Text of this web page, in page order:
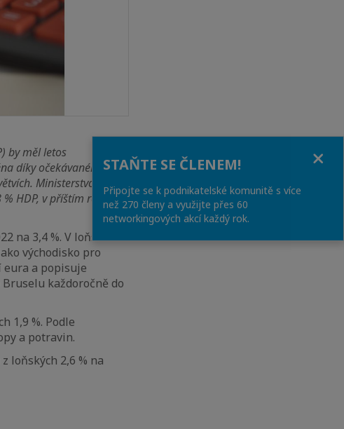
by měl letos
díky očekávanému
Ministerstvo však
% HDP, v příštím roce pak
na 3,4 %. V loňském
východisko pro
a popisuje
každoročně do
1,9 %. Podle
a potravin.
loňských 2,6 % na
STAŇTE SE ČLENEM!
Připojte se k podnikatelské komunitě s více
než 270 členy a využijte přes 60
networkingových akcí každý rok.